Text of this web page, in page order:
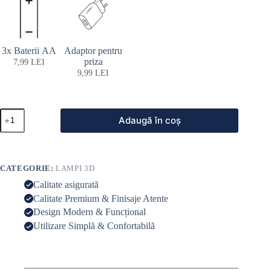
3x Baterii AA
7,99 LEI
Adaptor pentru
priza
9,99 LEI
Adaugă în coș
CATEGORIE:LAMPI 3D
Calitate asigurată
Calitate Premium & Finisaje Atente
Design Modern & Funcțional
Utilizare Simplă & Confortabilă